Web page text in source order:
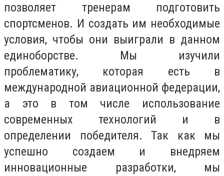
позволяет тренерам подготовить
спортсменов. И создать им необходимые
условия, чтобы они выиграли в данном
единоборстве. Мы изучили
проблематику, которая есть в
международной авиационной федерации,
а это в том числе использование
современных технологий и в
определении победителя. Так как мы
успешно создаем и внедряем
инновационные разработки, мы